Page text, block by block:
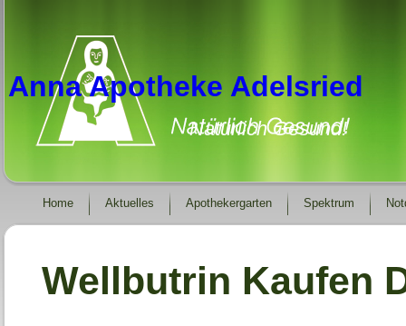
Anna Apotheke Adelsried
Natürlich Gesund!
Home Aktuelles Apothekergarten Spektrum
Wellbutrin Kaufen